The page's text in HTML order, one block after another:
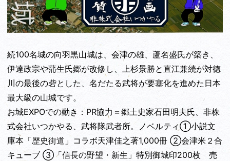
続100名城の向羽黒山城は、会津の雄、蘆名盛氏が築き、
伊達政宗や蒲生氏郷が改修し、上杉景勝と直江兼続が対徳
川の最後の砦とした、名だたる武将が要塞化を進めた日本
最大級の山城です。
お城EXPOでの動き：PR協力＝郷土史家石田明夫氏、非株
式会社いつかやる、武将隊武者所。ノベルティ①小説文
庫本「歴史街道」コラボ天津佳之著1,000冊 ②会津米２合
キューブ ③「信長の野望・新生」特別御城印200枚 売